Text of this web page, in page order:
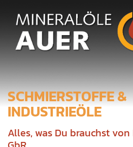
SCHMIERSTOFFE &
INDUSTRIEÖLE
Alles, was Du brauchst